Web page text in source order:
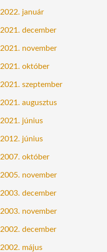
2022. január
2021. december
2021. november
2021. október
2021. szeptember
2021. augusztus
2021. június
2012. június
2007. október
2005. november
2003. december
2003. november
2002. december
2002. május